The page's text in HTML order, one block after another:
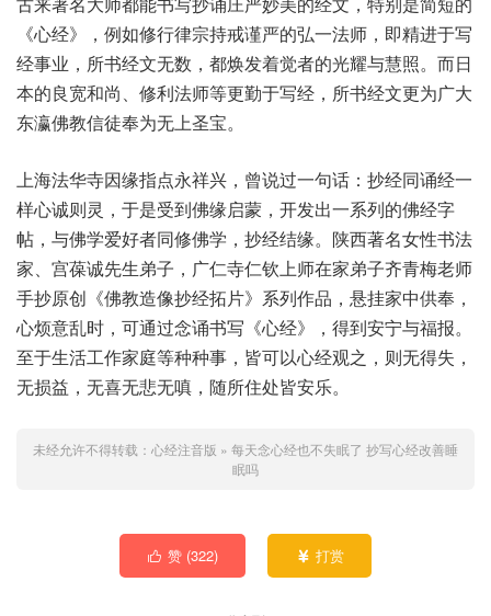
《心经》，例如修行律宗持戒谨严的弘一法师，即精进于写
经事业，所书经文无数，都焕发着觉者的光耀与慧照。而日
本的良宽和尚、修利法师等更勤于写经，所书经文更为广大
东瀛佛教信徒奉为无上圣宝。
上海法华寺因缘指点永祥兴，曾说过一句话：抄经同诵经一
样心诚则灵，于是受到佛缘启蒙，开发出一系列的佛经字
帖，与佛学爱好者同修佛学，抄经结缘。陕西著名女性书法
家、宫葆诚先生弟子，广仁寺仁钦上师在家弟子齐青梅老师
手抄原创《佛教造像抄经拓片》系列作品，悬挂家中供奉，
心烦意乱时，可通过念诵书写《心经》，得到安宁与福报。
至于生活工作家庭等种种事，皆可以心经观之，则无得失，
无损益，无喜无悲无嗔，随所住处皆安乐。
未经允许不得转载： 心经注音版 » 每天念心经也不失眠了 抄写心经改善睡
眠吗
 赞 (322)  打赏